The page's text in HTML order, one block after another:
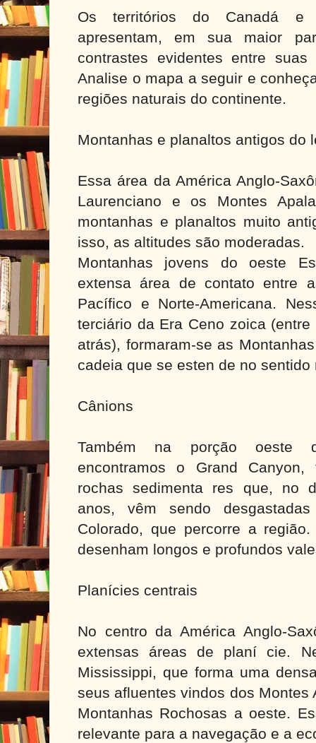
Os territórios do Canadá e
apresentam, em sua maior
contrastes evidentes entre
Analise o mapa a seguir e
regiões naturais do continente.
Montanhas e planaltos antigos do
Essa área da América Anglo-
Laurenciano e os Montes
montanhas e planaltos muito
isso, as altitudes são moderadas.
Montanhas jovens do oeste
extensa área de contato entre
Pacífico e Norte-Americana.
terciário da Era Ceno zoica
atrás), formaram-se as
cadeia que se esten de no sentido
Cânions
Também na porção oeste
encontramos o Grand
rochas sedimenta res que, no
anos, vêm sendo
Colorado, que percorre a
desenham longos e profundos
Planícies centrais
No centro da América Anglo-
extensas áreas de planí cie.
Mississippi, que forma uma
seus afluentes vindos dos Montes
Montanhas Rochosas a oeste.
relevante para a navegação e a